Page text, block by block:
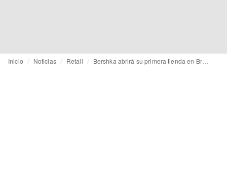
Inicio Noticias Retail Bershka abrirá su primera tienda en Brasil